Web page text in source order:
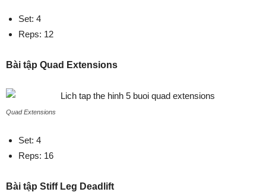
Set: 4
Reps: 12
Bài tập Quad Extensions
Quad Extensions
Set: 4
Reps: 16
Bài tập Stiff Leg Deadlift